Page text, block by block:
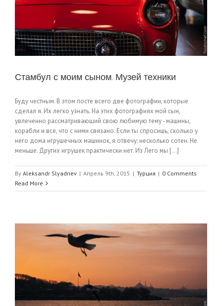
Стамбул с моим сыном. Музей техники
Буду честным. В этом посте всего две фотографии, которые
сделал я. Их легко узнать. На этих фотографиях мой сын,
увлеченно рассматривающий свою любимую тему - машины,
корабли и все, что с ними связано. Если ты спросишь, сколько у
него дома игрушечных машинок, я отвечу: несколько сотен. Не
меньше. Других игрушек практически нет. Из Лего мы [...]
By Aleksandr Slyadnev | Апрель 9th, 2015 | Турция | 0 Comments
Read More